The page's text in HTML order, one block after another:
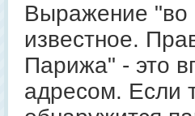
Выражение "во
известное.
Парижа" - это
адресом. Если